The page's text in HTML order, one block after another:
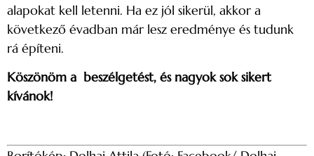
alapokat kell letenni. Ha ez jól sikerül, akkor a
következő évadban már lesz eredménye és tudunk
rá építeni.
Köszönöm a beszélgetést, és nagyok sok sikert
kívánok!